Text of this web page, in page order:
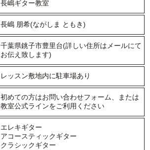
長嶋ギター教室
長嶋 朋希(ながしま ともき)
千葉県銚子市豊里台(詳しい住所はメールにて
お伝え致します)
レッスン敷地内に駐車場あり
初めての方はお問い合わせフォーム、または
教室公式ラインをご利用ください
エレキギター
アコースティックギター
クラシックギター